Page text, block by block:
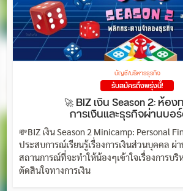
บัญชี/บริหารธุรกิจ
รับสมัครถึงพรุ่งนี้!
🚀 BIZ เงิน Season 2: ห้อ
การเงินและธุรกิจผ่านบอ
💸BIZ เงิน Season 2 Minicamp: Personal
ประสบการณ์เรียนรู้เรื่องการเงินส่วนบุคคล ผ่
สถานการณ์ที่จะทำให้น้องๆเข้าใจเรื่องการบริ
ตัดสินใจทางการเงิน